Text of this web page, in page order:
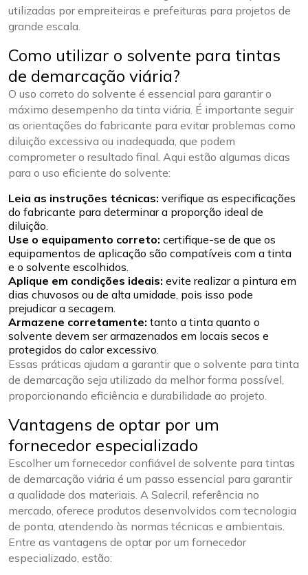
utilizadas por empreiteiras e prefeituras para projetos de
grande escala.
Como utilizar o solvente para tintas
de demarcação viária?
O uso correto do solvente é essencial para garantir o
máximo desempenho da tinta viária. É importante seguir
as orientações do fabricante para evitar problemas como
diluição excessiva ou inadequada, que podem
comprometer o resultado final. Aqui estão algumas dicas
para o uso eficiente do solvente:
Leia as instruções técnicas: verifique as especificações
do fabricante para determinar a proporção ideal de
diluição.
Use o equipamento correto: certifique-se de que os
equipamentos de aplicação são compatíveis com a tinta
e o solvente escolhidos.
Aplique em condições ideais: evite realizar a pintura em
dias chuvosos ou de alta umidade, pois isso pode
prejudicar a secagem.
Armazene corretamente: tanto a tinta quanto o
solvente devem ser armazenados em locais secos e
protegidos do calor excessivo.
Essas práticas ajudam a garantir que o solvente para tinta
de demarcação seja utilizado da melhor forma possível,
proporcionando eficiência e durabilidade ao projeto.
Vantagens de optar por um
fornecedor especializado
Escolher um fornecedor confiável de solvente para tintas
de demarcação viária é um passo essencial para garantir
a qualidade dos materiais. A Salecril, referência no
mercado, oferece produtos desenvolvidos com tecnologia
de ponta, atendendo às normas técnicas e ambientais.
Entre as vantagens de optar por um fornecedor
especializado, estão: